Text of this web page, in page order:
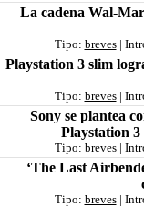
La cadena Wal-
Tipo: breves|
Playstation 3 slim
Tipo: breves|
Sony se plantea
Playstation 3
Tipo: breves|
‘The Last
Tipo: breves|